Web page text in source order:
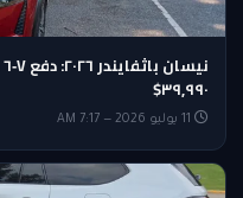
٣٩,٩٩٠$